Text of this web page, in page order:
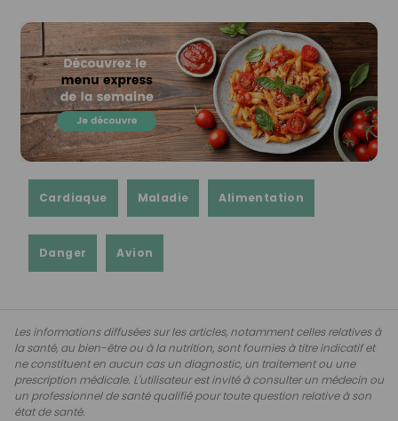
Cardiaque Maladie Alimentation
Danger Avion
Les informations diffusées sur les articles, notamment celles relatives à
la santé, au bien-être ou à la nutrition, sont fournies à titre indicatif et
ne constituent en aucun cas un diagnostic, un traitement ou une
prescription médicale. L'utilisateur est invité à consulter un médecin ou
un professionnel de santé qualifié pour toute question relative à son
état de santé.